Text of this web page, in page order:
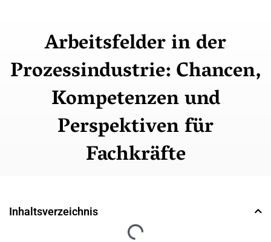
Arbeitsfelder in der
Prozessindustrie: Chancen,
Kompetenzen und
Perspektiven für
Fachkräfte
Inhaltsverzeichnis